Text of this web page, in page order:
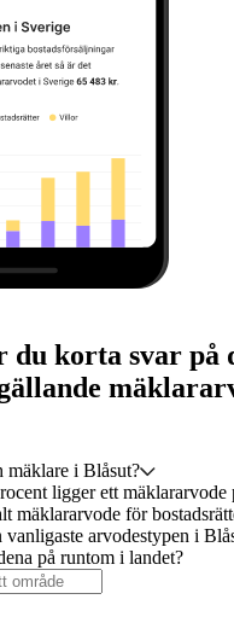
korta svar på
mäklare i Blåsut?
ligger ett mäklararvode
mäklararvode för
arvodestypen i
på runtom i landet?